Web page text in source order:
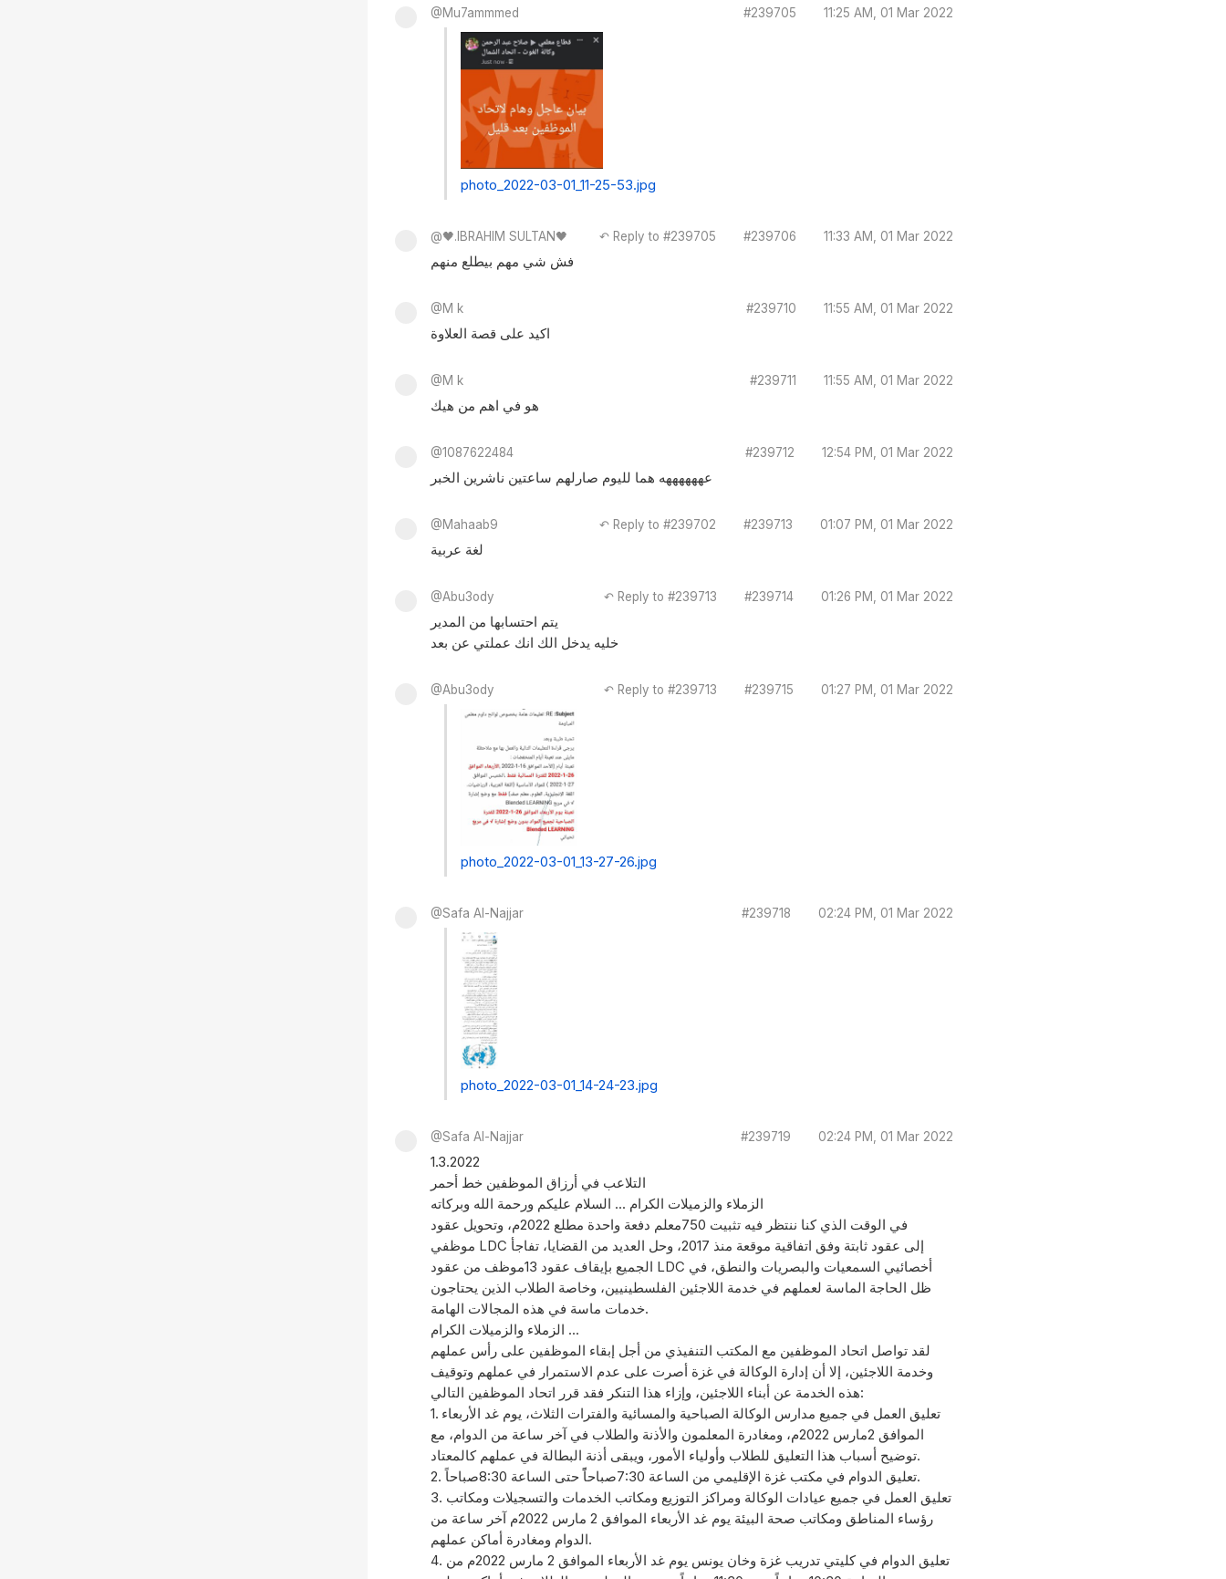
@Mu7ammmed #239705 11:25 AM, 01 Mar 2022
photo_2022-03-01_11-25-53.jpg
@🖤.IBRAHIM SULTAN🖤 ↶ Reply to #239705 #239706 11:33 AM, 01 Mar 2022
فش شي مهم بيطلع منهم
@M k #239710 11:55 AM, 01 Mar 2022
اكيد على قصة العلاوة
@M k #239711 11:55 AM, 01 Mar 2022
هو في اهم من هيك
@1087622484 #239712 12:54 PM, 01 Mar 2022
عههههههه هما لليوم صارلهم ساعتين ناشرين الخبر
@Mahaab9 ↶ Reply to #239702 #239713 01:07 PM, 01 Mar 2022
لغة عربية
@Abu3ody ↶ Reply to #239713 #239714 01:26 PM, 01 Mar 2022
يتم احتسابها من المدير
خليه يدخل الك انك عملتي عن بعد
@Abu3ody ↶ Reply to #239713 #239715 01:27 PM, 01 Mar 2022
photo_2022-03-01_13-27-26.jpg
@Safa Al-Najjar #239718 02:24 PM, 01 Mar 2022
photo_2022-03-01_14-24-23.jpg
@Safa Al-Najjar #239719 02:24 PM, 01 Mar 2022
1.3.2022
التلاعب في أرزاق الموظفين خط أحمر
الزملاء والزميلات الكرام ... السلام عليكم ورحمة الله وبركاته
في الوقت الذي كنا ننتظر فيه تثبيت 750معلم دفعة واحدة مطلع 2022م، وتحويل عقود
موظفي LDC إلى عقود ثابتة وفق اتفاقية موقعة منذ 2017، وحل العديد من القضايا، تفاجأ
الجميع بإيقاف عقود 13موظف من عقود LDC أخصائيي السمعيات والبصريات والنطق، في
ظل الحاجة الماسة لعملهم في خدمة اللاجئين الفلسطينيين، وخاصة الطلاب الذين يحتاجون
خدمات ماسة في هذه المجالات الهامة.
الزملاء والزميلات الكرام ...
لقد تواصل اتحاد الموظفين مع المكتب التنفيذي من أجل إبقاء الموظفين على رأس عملهم
وخدمة اللاجئين، إلا أن إدارة الوكالة في غزة أصرت على عدم الاستمرار في عملهم وتوقيف
هذه الخدمة عن أبناء اللاجئين، وإزاء هذا التنكر فقد قرر اتحاد الموظفين التالي:
1. تعليق العمل في جميع مدارس الوكالة الصباحية والمسائية والفترات الثلاث، يوم غد الأربعاء
الموافق 2مارس 2022م، ومغادرة المعلمون والأذنة والطلاب في آخر ساعة من الدوام، مع
توضيح أسباب هذا التعليق للطلاب وأولياء الأمور، ويبقى أذنة البطالة في عملهم كالمعتاد.
2. تعليق الدوام في مكتب غزة الإقليمي من الساعة 7:30صباحاًً حتى الساعة 8:30صباحاً.
3. تعليق العمل في جميع عيادات الوكالة ومراكز التوزيع ومكاتب الخدمات والتسجيلات ومكاتب
رؤساء المناطق ومكاتب صحة البيئة يوم غد الأربعاء الموافق 2 مارس 2022م آخر ساعة من
الدوام ومغادرة أماكن عملهم.
4. تعليق الدوام في كليتي تدريب غزة وخان يونس يوم غد الأربعاء الموافق 2 مارس 2022م من